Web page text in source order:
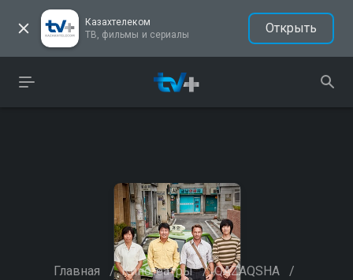
Казахтелеком
ТВ, фильмы и сериалы
Открыть
Главная / Кинотеатры / QAZAQSHA /